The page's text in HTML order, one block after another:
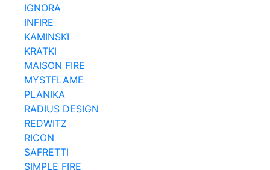
IGNORA
INFIRE
KAMINSKI
KRATKI
MAISON FIRE
MYSTFLAME
PLANIKA
RADIUS DESIGN
REDWITZ
RICON
SAFRETTI
SIMPLE FIRE